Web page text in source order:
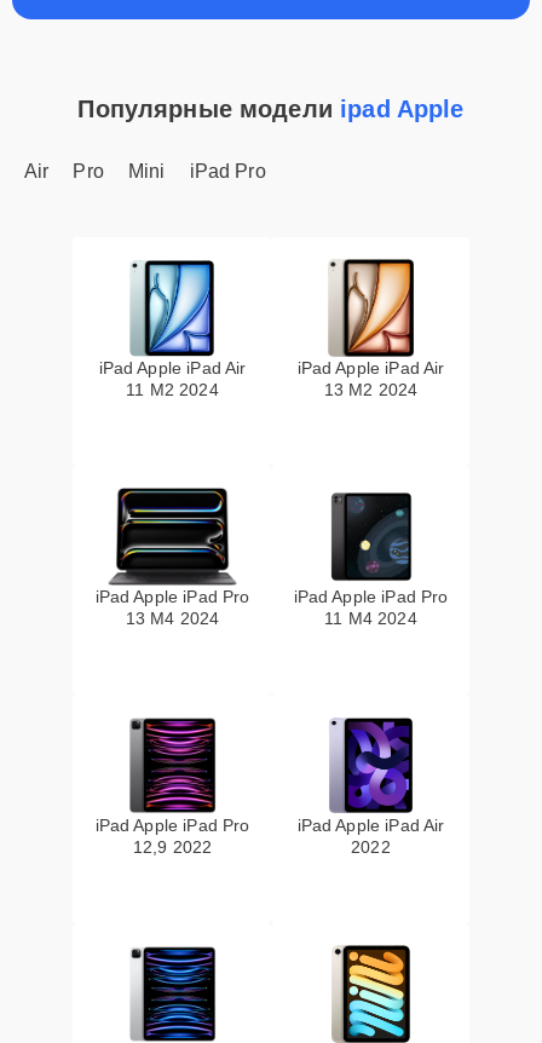
Популярные модели ipad Apple
Air Pro Mini iPad Pro
iPad Apple iPad Air
11 M2 2024
iPad Apple iPad Air
13 M2 2024
iPad Apple iPad Pro
13 M4 2024
iPad Apple iPad Pro
11 M4 2024
iPad Apple iPad Pro
12,9 2022
iPad Apple iPad Air
2022